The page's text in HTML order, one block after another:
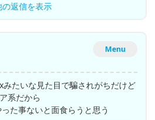
の返信を表示
Menu
みたいな見た目で騙されがちだけど
系だから
た事ないと面食らうと思う